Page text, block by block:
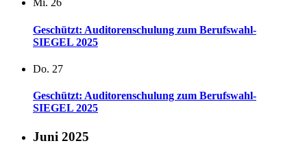
Mi. 26
Geschützt: Auditorenschulung zum Berufswahl-
SIEGEL 2025
Do. 27
Geschützt: Auditorenschulung zum Berufswahl-
SIEGEL 2025
Juni 2025